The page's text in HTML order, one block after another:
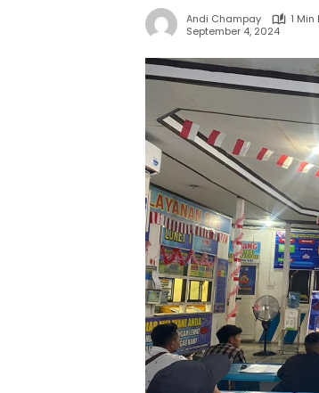
Andi Champay
1 Min
September 4, 2024